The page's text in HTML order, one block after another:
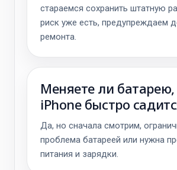
стараемся сохранить штатную
риск уже есть, предупреждаем
ремонта.
Меняете ли батарею,
iPhone быстро
Да, но сначала смотрим,
проблема батареей или нужна
питания и зарядки.